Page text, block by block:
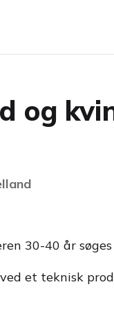
og
30-40 år
et teknisk